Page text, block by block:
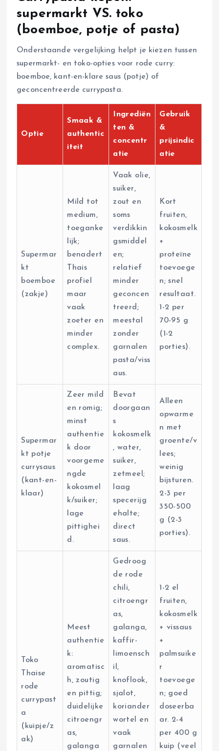
supermarkt VS. toko
(boemboe, potje of pasta)
Onderstaande vergelijking helpt je kiezen tussen
supermarkt- en toko-opties voor rode curry:
boemboe, kant-en-klare saus (potje) of
geconcentreerde currypasta.
Optie
Smaak &
authentic
iteit
Ingrediën
ten &
concentr
atie
Gebruik
&
prijsindic
atie
Supermar
kt
boemboe
(zakje)
Mild tot
medium,
toeganke
lijk;
benadert
Thais
profiel
maar
vaak
zoeter en
minder
complex.
Vaak olie,
suiker,
zout en
soms
verdikkin
gsmiddel
en;
relatief
minder
geconcen
treerd;
meestal
zonder
garnalen
pasta/viss
aus.
Kort
fruiten,
kokosmelk
+
proteïne
toevoege
n; snel
resultaat.
1-2 per
70-95 g
(1-2
porties).
Supermar
kt potje
currysaus
(kant-en-
klaar)
Zeer mild
en romig;
minst
authentie
k door
voorgeme
ngde
kokosmel
k/suiker;
lage
pittighei
d.
Bevat
doorgaan
s
kokosmelk
, water,
suiker,
zetmeel;
laag
specerijg
ehalte;
direct
saus.
Alleen
opwarme
n met
groente/v
lees;
weinig
bijsturen.
2-3 per
350-500
g (2-3
porties).
Toko
Thaise
rode
currypast
a
(kuipje/z
ak)
Meest
authentie
k:
aromatisc
h, zoutig
en pittig;
duidelijke
citroengr
as,
galanga
Gedroog
de rode
chili,
citroengr
as,
galanga,
kaffir-
limoensch
il,
knoflook,
sjalot,
koriander
wortel en
vaak
garnalen
1-2 el
fruiten,
kokosmelk
+ vissaus
+
palmsuike
r
toevoege
n; goed
doseerba
ar. 2-4
per 400 g
kuip (veel